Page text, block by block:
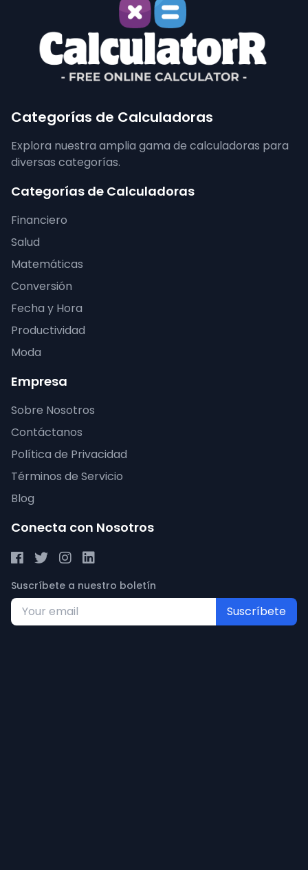
Categorías de Calculadoras
Explora nuestra amplia gama de calculadoras para
diversas categorías.
Categorías de Calculadoras
Financiero
Salud
Matemáticas
Conversión
Fecha y Hora
Productividad
Moda
Empresa
Sobre Nosotros
Contáctanos
Política de Privacidad
Términos de Servicio
Blog
Conecta con Nosotros
Suscríbete a nuestro boletín
Suscríbete